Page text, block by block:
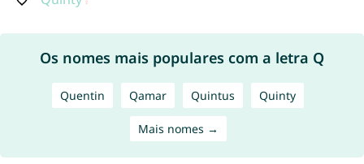
Os nomes mais populares com a letra Q
Quentin Qamar Quintus Quinty
Mais nomes →